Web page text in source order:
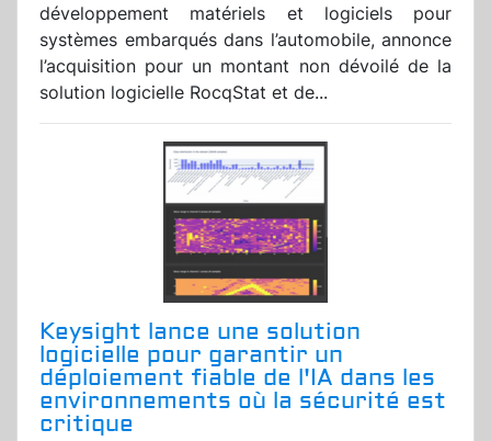
développement matériels et logiciels pour
systèmes embarqués dans l’automobile, annonce
l’acquisition pour un montant non dévoilé de la
solution logicielle RocqStat et de...
Keysight lance une solution
logicielle pour garantir un
déploiement fiable de l'IA dans les
environnements où la sécurité est
critique